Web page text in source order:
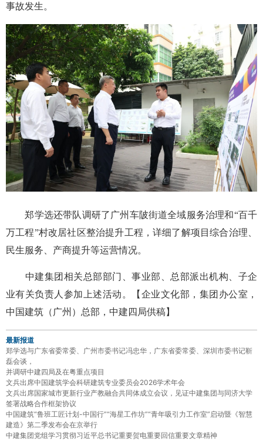
事故发生。
郑学选还带队调研了广州车陂街道全域服务治理和“百千
万工程”村改居社区整治提升工程，详细了解项目综合治理、
民生服务、产商提升等运营情况。
中建集团相关总部部门、事业部、总部派出机构、子企
业有关负责人参加上述活动。【企业文化部，集团办公室，
中国建筑（广州）总部，中建四局供稿】
最新报道
郑学选与广东省委常委、广州市委书记冯忠华，广东省委常委、深圳市委书记靳
磊会谈，
并调研中建四局及在粤重点项目
文兵出席中国建筑学会科研建筑专业委员会2026学术年会
文兵出席国家城市更新行业产教融合共同体成立会议，见证中建集团与同济大学
签署战略合作框架协议
中国建筑“鲁班工匠计划-中国行”“海星工作坊”“青年吸引力工作室”启动暨《智慧
建造》第二季发布会在京举行
中建集团党组学习贯彻习近平总书记重要贺电重要回信重要文章精神